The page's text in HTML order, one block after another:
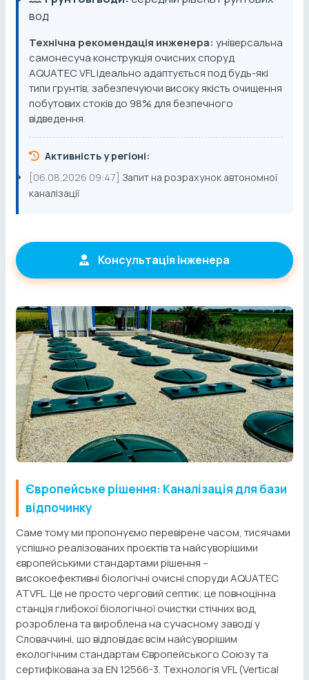
вод
Технічна рекомендація инженера: універсальна
самонесуча конструкція очисних споруд
AQUATEC VFL ідеально адаптується под будь-які
типи грунтів, забезпечуючи високу якість очищення
побутових стоків до 98% для безпечного
відведення.
Активність у регіоні:
[06.08.2026 09:47] Запит на розрахунок автономної
каналізації
Консультація інженера
Європейське рішення: Каналізація для бази
відпочинку
Саме тому ми пропонуємо перевірене часом, тисячами
успішно реалізованих проєктів та найсуворішими
європейськими стандартами рішення –
високоефективні біологічні очисні споруди AQUATEC
ATVFL. Це не просто черговий септик; це повноцінна
станція глибокої біологічної очистки стічних вод,
розроблена та вироблена на сучасному заводі у
Словаччині, що відповідає всім найсуворішим
екологічним стандартам Європейського Союзу та
сертифікована за EN 12566-3. Технологія VFL (Vertical